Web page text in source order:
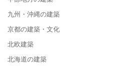
九州・沖縄の建築
京都の建築・文化
北欧建築
北海道の建築